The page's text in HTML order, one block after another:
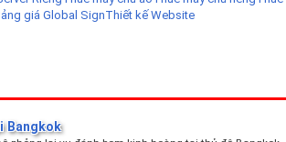
giá Global SignThiết kế Website
Bangkok